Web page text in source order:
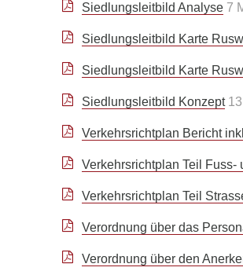
Siedlungsleitbild Analyse 7
Siedlungsleitbild Karte
Siedlungsleitbild Karte
Siedlungsleitbild Konzept
Verkehrsrichtplan Bericht
Verkehrsrichtplan Teil Fuss-
Verkehrsrichtplan Teil
Verordnung über das
Verordnung über den